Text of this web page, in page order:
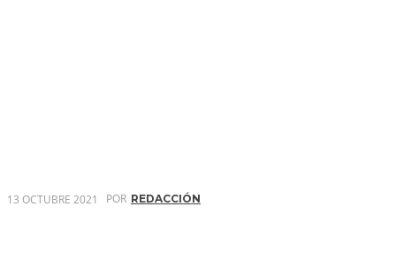
13 OCTUBRE 2021 POR REDACCIÓN